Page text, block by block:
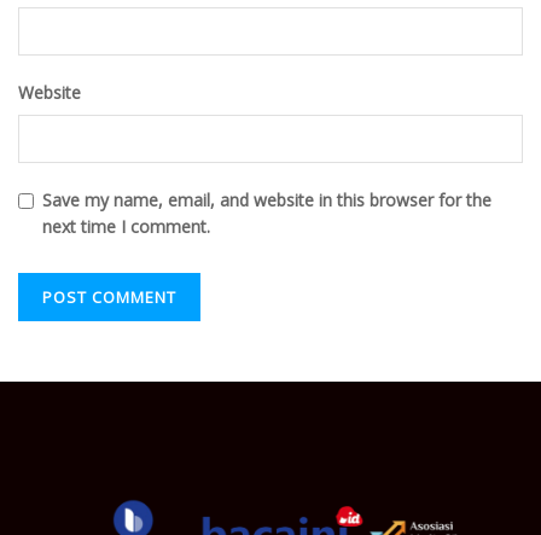
Website
Save my name, email, and website in this browser for the
next time I comment.